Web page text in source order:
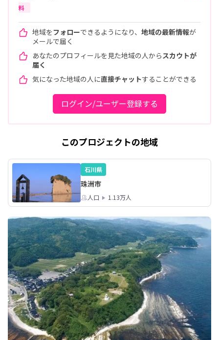
料
地域をフォローできるようになり、 地域の最新情報が
メールで届く
あなたのプロフィールを見た地域の人から スカウトが
届く
気になった地域の人に直接チャットすることができる
ログイン/ユーザー登録する
このプロジェクトの地域
石川県
珠洲市
人口 1.13万人